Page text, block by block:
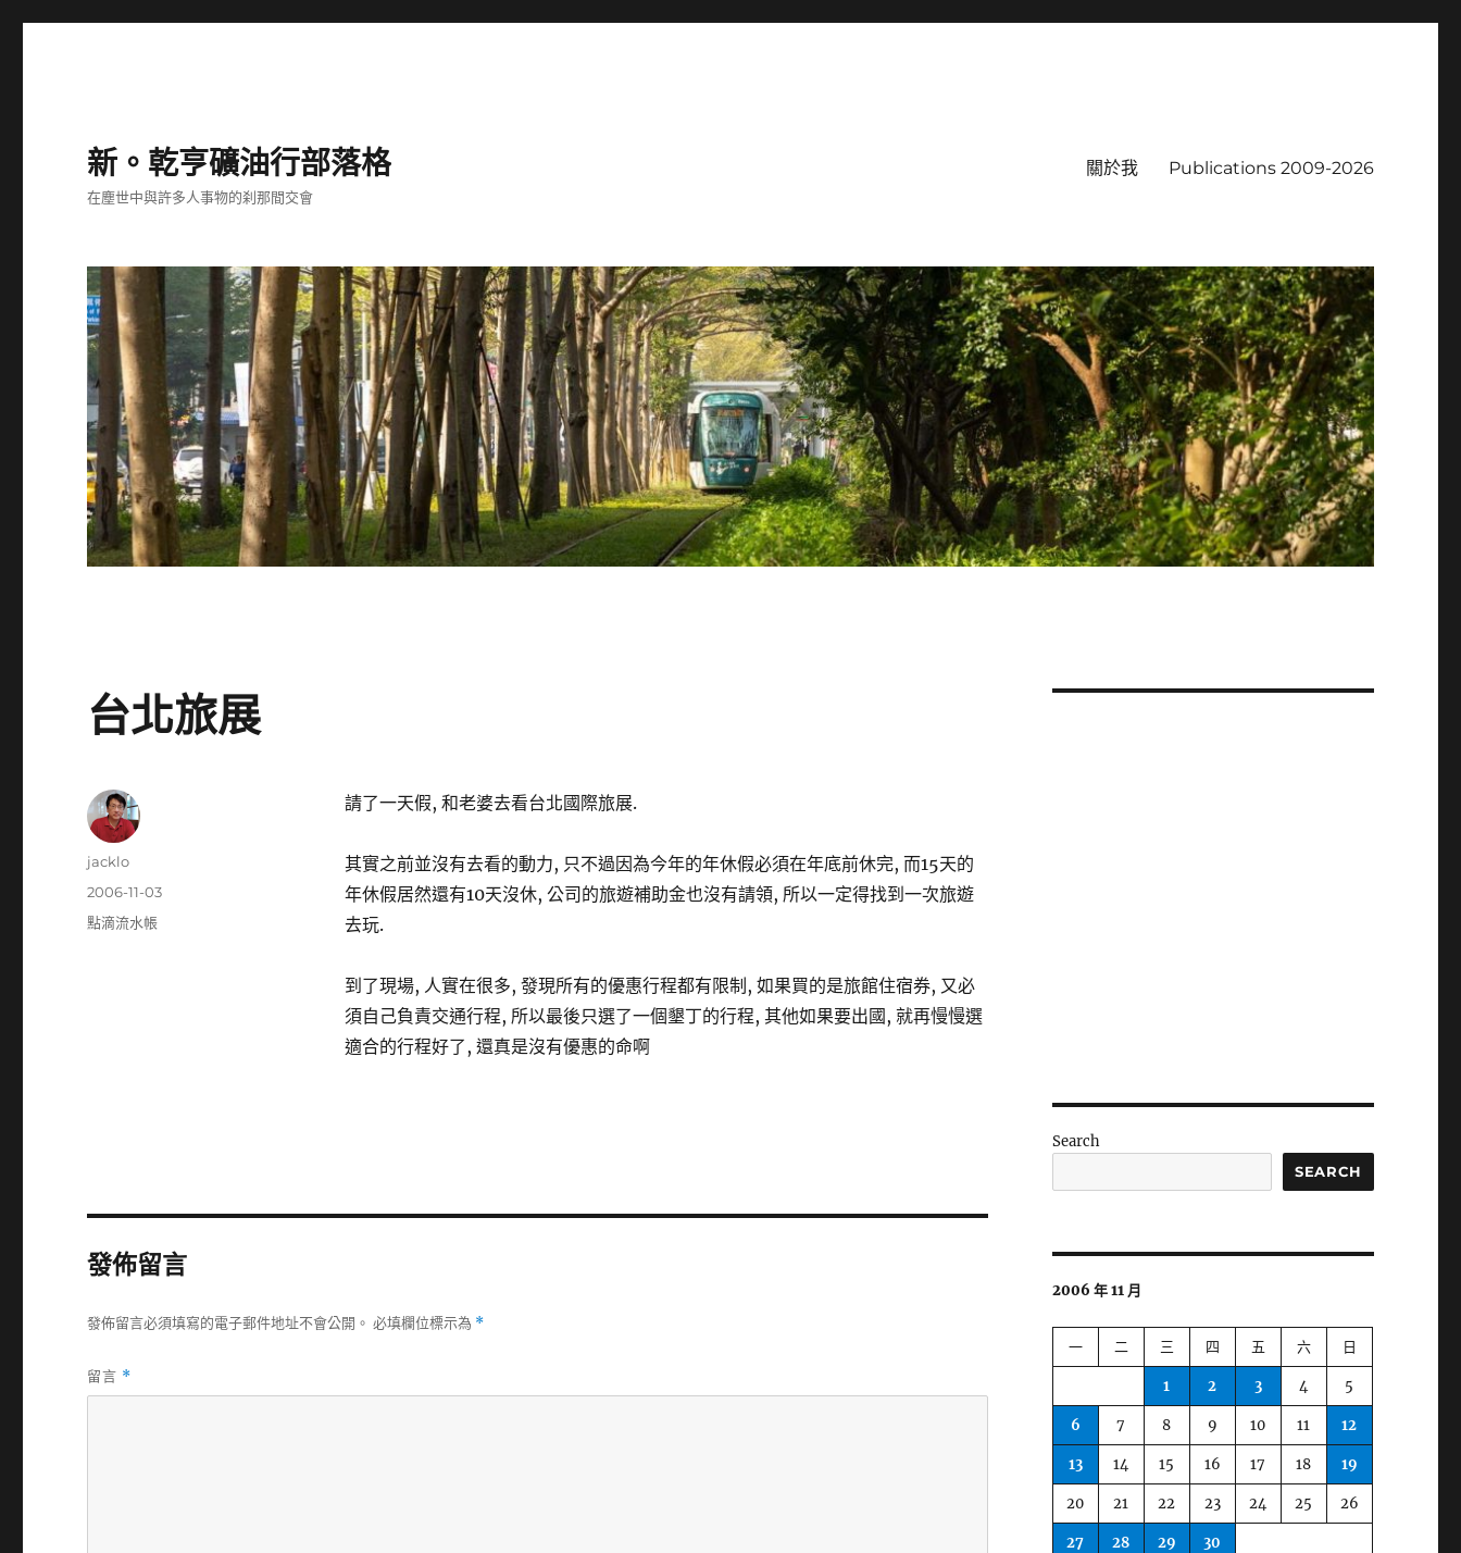
新。乾亨礦油行部落格
在塵世中與許多人事物的刹那間交會
關於我 Publications 2009-2026
台北旅展
請了一天假, 和老婆去看台北國際旅展.
其實之前並沒有去看的動力, 只不過因為今年的年休假必須在年底前休完, 而15天的
年休假居然還有10天沒休, 公司的旅遊補助金也沒有請領, 所以一定得找到一次旅遊
去玩.
到了現場, 人實在很多, 發現所有的優惠行程都有限制, 如果買的是旅館住宿券, 又必
須自己負責交通行程, 所以最後只選了一個墾丁的行程, 其他如果要出國, 就再慢慢選
適合的行程好了, 還真是沒有優惠的命啊
作
jacklo
發
佈
2006-11-03
分
點滴流水帳
發佈留言
發佈留言必須填寫的電子郵件地址不會公開。 必填欄位標示為 *
留言 *
Search
SEARCH
2006 年 11 月
一 二 三 四 五 六 日
1 2 3 4 5
6 7 8 9 10 11 12
13 14 15 16 17 18 19
20 21 22 23 24 25 26
27 28 29 30